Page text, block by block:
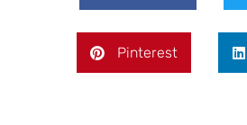
Pinterest